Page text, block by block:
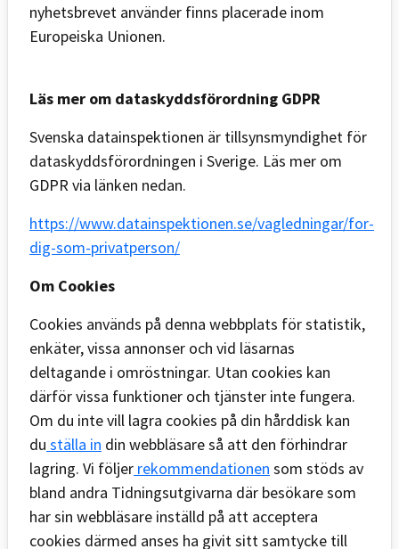
nyhetsbrevet använder finns placerade inom
Europeiska Unionen.
Läs mer om dataskyddsförordning GDPR
Svenska datainspektionen är tillsynsmyndighet för
dataskyddsförordningen i Sverige. Läs mer om
GDPR via länken nedan.
https://www.datainspektionen.se/vagledningar/for-
dig-som-privatperson/
Om Cookies
Cookies används på denna webbplats för statistik,
enkäter, vissa annonser och vid läsarnas
deltagande i omröstningar. Utan cookies kan
därför vissa funktioner och tjänster inte fungera.
Om du inte vill lagra cookies på din hårddisk kan
du ställa in din webbläsare så att den förhindrar
lagring. Vi följer rekommendationen som stöds av
bland andra Tidningsutgivarna där besökare som
har sin webbläsare inställd på att acceptera
cookies därmed anses ha givit sitt samtycke till